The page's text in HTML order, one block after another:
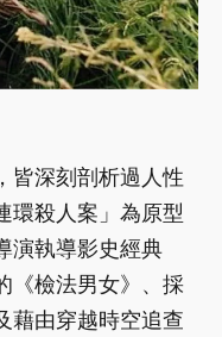
皆深刻剖析過人性
環殺人案」為原型
演執導影史經典
《檢法男女》、採
藉由穿越時空追查